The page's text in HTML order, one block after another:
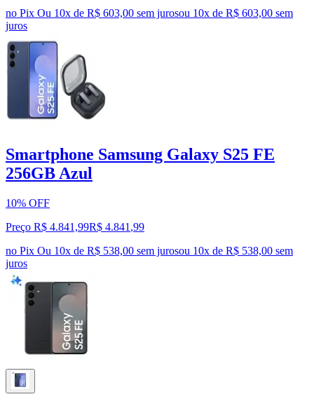
no Pix Ou 10x de R$ 603,00 sem jurosou 10x de R$ 603,00 sem
juros
Smartphone Samsung Galaxy S25 FE
256GB Azul
10% OFF
Preço R$ 4.841,99R$ 4.841 ,99
no Pix Ou 10x de R$ 538,00 sem jurosou 10x de R$ 538,00 sem
juros